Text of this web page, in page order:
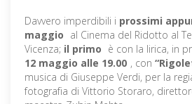
Davvero imperdibili i prossimi
maggio al Cinema del Ridotto al
Vicenza; il primo è con la lirica, in
12 maggio alle 19.00 , con
musica di Giuseppe Verdi, per la
fotografia di Vittorio Storaro,